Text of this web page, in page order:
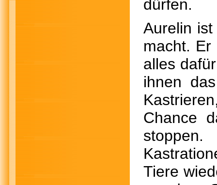
dürfen.
Aurelin
macht.
alles
ihnen
Chance
Tiere